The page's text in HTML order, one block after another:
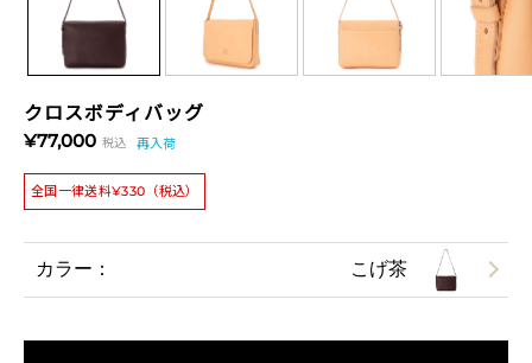
クロスボディバッグ
¥77,000 税込 再入荷
全国一律送料¥330（税込）
カラー： こげ茶